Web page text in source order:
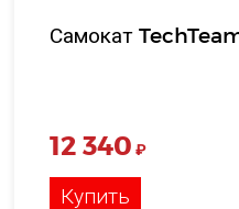
Самокат
12 340 ₽
Купить